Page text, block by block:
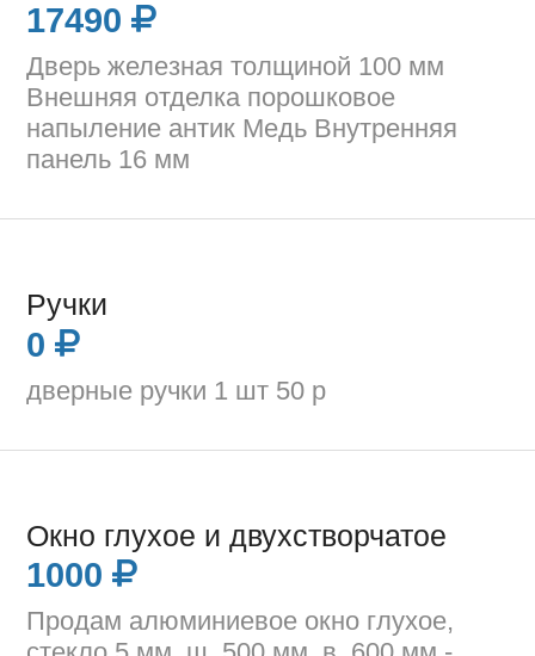
17490
Дверь железная толщиной 100 мм
Внешняя отделка порошковое
напыление антик Медь Внутренняя
панель 16 мм
Ручки
0
дверные ручки 1 шт 50 р
Окно глухое и двухстворчатое
1000
Продам алюминиевое окно глухое,